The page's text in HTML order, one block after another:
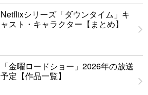
Netflixシリーズ「ダウンタイム」キ
ャスト・キャラクター【まとめ】
「金曜ロードショー」2026年の放送
予定【作品一覧】